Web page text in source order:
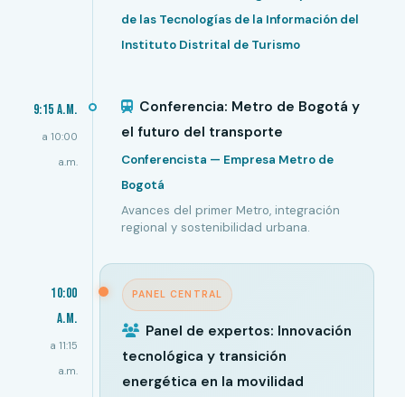
de las Tecnologías de la Información del
Instituto Distrital de Turismo
9:15 a.m.
a 10:00
a.m.
Conferencia: Metro de Bogotá y
el futuro del transporte
Conferencista — Empresa Metro de
Bogotá
Avances del primer Metro, integración
regional y sostenibilidad urbana.
10:00
a.m.
a 11:15
a.m.
PANEL CENTRAL
Panel de expertos: Innovación
tecnológica y transición
energética en la movilidad